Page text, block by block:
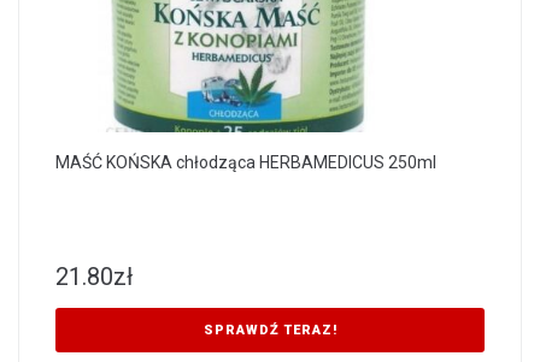
MAŚĆ KOŃSKA chłodząca HERBAMEDICUS 250ml
21.80zł
SPRAWDŹ TERAZ!